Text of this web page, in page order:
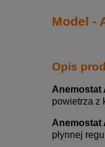
Model -
Opis
Anemostat
powietrza z
Anemostat
płynnej